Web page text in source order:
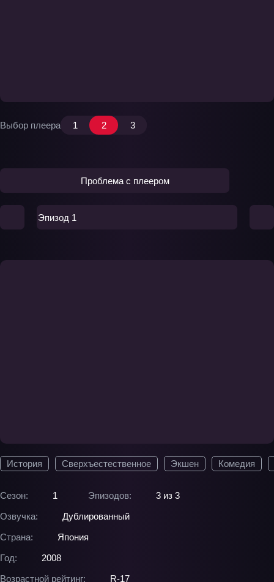
История Сверхъестественное Экшен Комедия
Сезон: 1 Эпизодов:
3 из 3
Озвучка:
Дублированный
Страна:
Япония
Год:
2008
Возрастной рейтинг:
R-17
Выбор плеера 1 2 3
Проблема с плеером
Эпизод 1